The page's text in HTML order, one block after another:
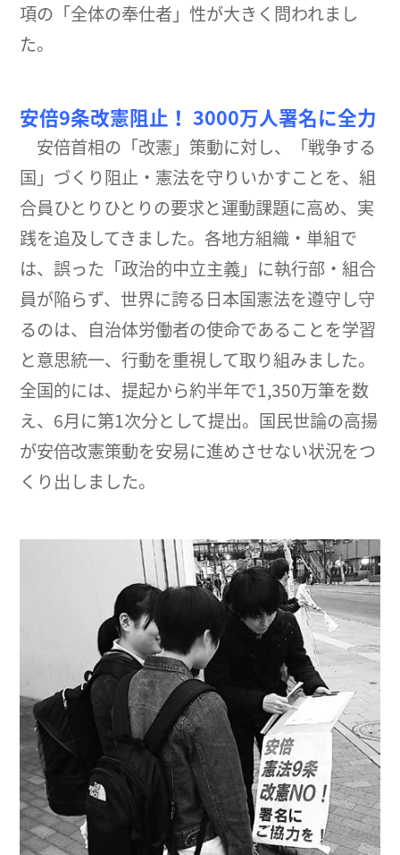
項の「全体の奉仕者」性が大きく問われまし
た。
安倍9条改憲阻止！ 3000万人署名に全力
安倍首相の「改憲」策動に対し、「戦争する
国」づくり阻止・憲法を守りいかすことを、組
合員ひとりひとりの要求と運動課題に高め、実
践を追及してきました。各地方組織・単組で
は、誤った「政治的中立主義」に執行部・組合
員が陥らず、世界に誇る日本国憲法を遵守し守
るのは、自治体労働者の使命であることを学習
と意思統一、行動を重視して取り組みました。
全国的には、提起から約半年で1,350万筆を数
え、6月に第1次分として提出。国民世論の高揚
が安倍改憲策動を安易に進めさせない状況をつ
くり出しました。